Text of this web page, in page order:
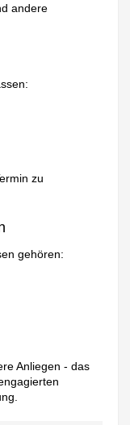
andere
zu
gehören:
Anliegen - das